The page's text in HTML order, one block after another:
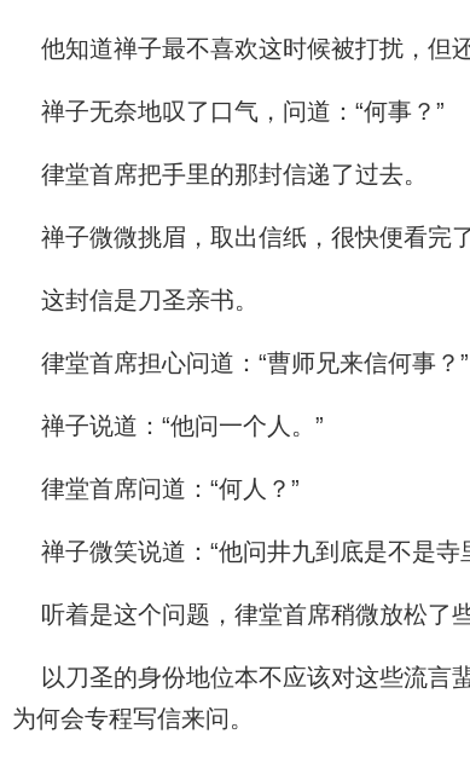
他知道禅子最不喜欢这时候被打扰，但
禅子无奈地叹了口气，问道：“何事？”
律堂首席把手里的那封信递了过去。
禅子微微挑眉，取出信纸，很快便看完了
这封信是刀圣亲书。
律堂首席担心问道：“曹师兄来信何事？”
禅子说道：“他问一个人。”
律堂首席问道：“何人？”
禅子微笑说道：“他问井九到底是不是寺
听着是这个问题，律堂首席稍微放松了些
以刀圣的身份地位本不应该对这些流言
为何会专程写信来问。